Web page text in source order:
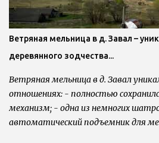
Ветряная мельница в д. Завал –
деревянного зодчества...
Ветряная мельница в д. Завал
отношениях: - полностью
механизм; - одна из немногих
автоматический подъемник для